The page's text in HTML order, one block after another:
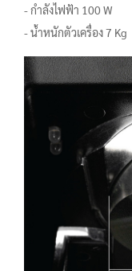
- กำลังไฟฟ้า 100 W
- น้ำหนักตัวเครื่อง 7 Kg